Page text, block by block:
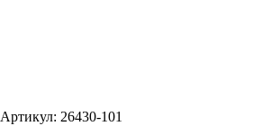
Артикул: 26430-101